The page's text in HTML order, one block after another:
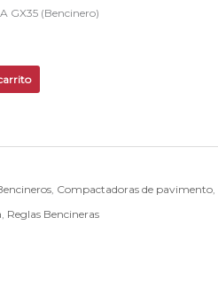
GX35 (Bencinero)
Compactadoras de pavimento
Reglas Bencineras